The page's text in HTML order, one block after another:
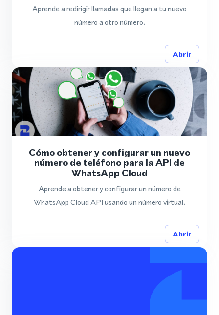
Aprende a redirigir llamadas que llegan a tu nuevo
número a otro número.
Abrir
Cómo obtener y configurar un nuevo
número de teléfono para la API de
WhatsApp Cloud
Aprende a obtener y configurar un número de
WhatsApp Cloud API usando un número virtual.
Abrir